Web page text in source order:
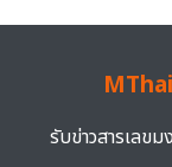
รับข่าวสารเลข